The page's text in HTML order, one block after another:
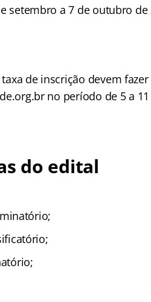
setembro a 7 de outubro de
de inscrição devem fazer
no período de 5 a
do edital